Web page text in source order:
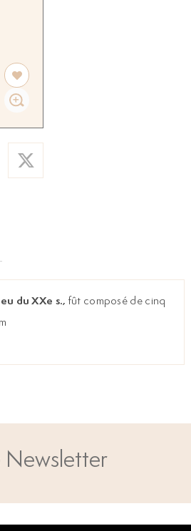
du XXe s., fût composé de cinq
Newsletter